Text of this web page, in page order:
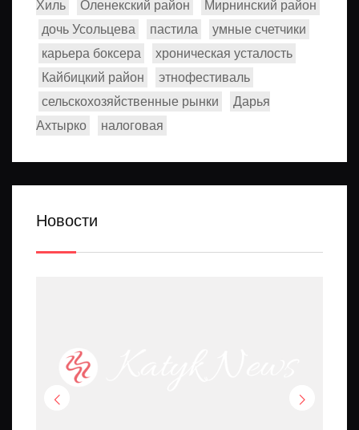
Хиль
Оленекский район
Мирнинский район
дочь Усольцева
пастила
умные счетчики
карьера боксера
хроническая усталость
Кайбицкий район
этнофестиваль
сельскохозяйственные рынки
Дарья
Ахтырко
налоговая
Новости